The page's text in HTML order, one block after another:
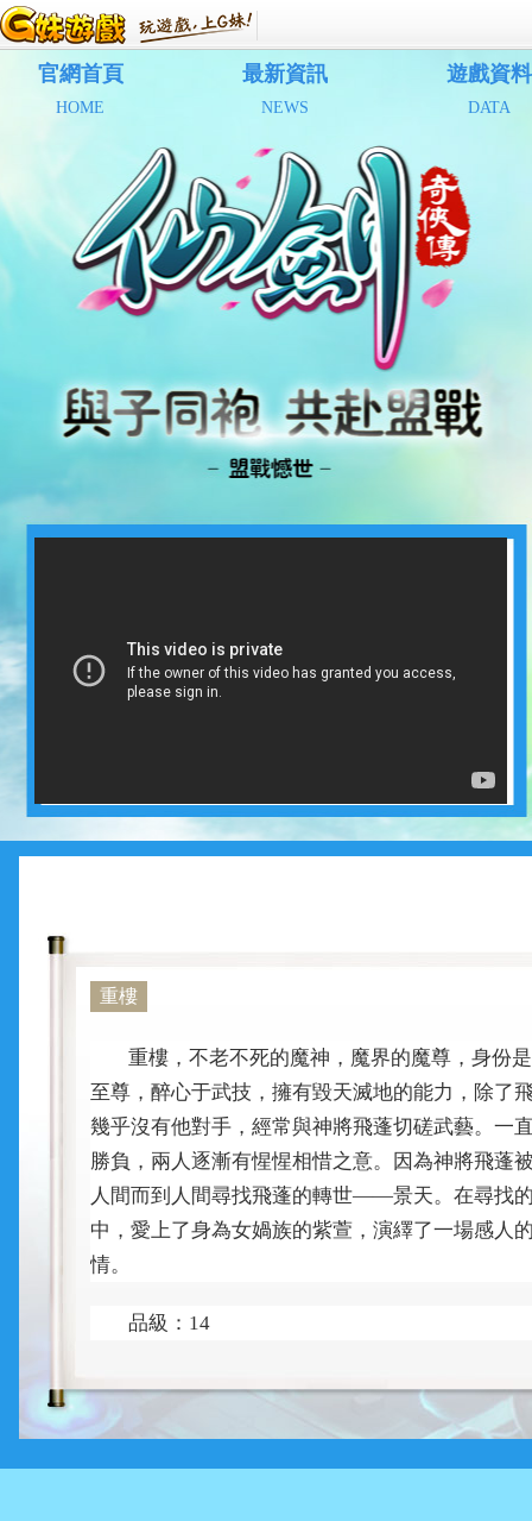
官網首頁
HOME
最新資訊
NEWS
遊戲資料
DATA
重樓
重樓，不老不死的魔神，魔界的魔尊，身份
至尊，醉心于武技，擁有毀天滅地的能力，除了
幾乎沒有他對手，經常與神將飛蓬切磋武藝。一
勝負，兩人逐漸有惺惺相惜之意。因為神將飛蓬
人間而到人間尋找飛蓬的轉世——景天。在尋找
中，愛上了身為女媧族的紫萱，演繹了一場感人
情。
品級： 14